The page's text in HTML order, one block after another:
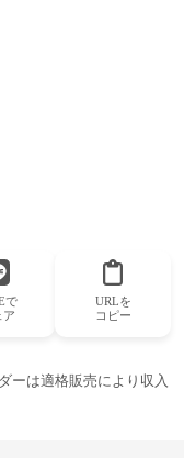
で
ア
URLを
コピー
ーは適格販売により収入